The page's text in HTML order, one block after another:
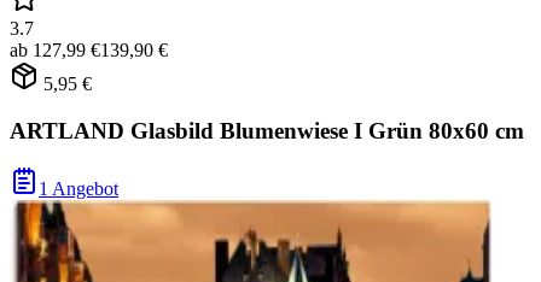
3.7
ab 127,99 €139,90 €
5,95 €
ARTLAND Glasbild Blumenwiese I Grün 80x60 cm
1 Angebot